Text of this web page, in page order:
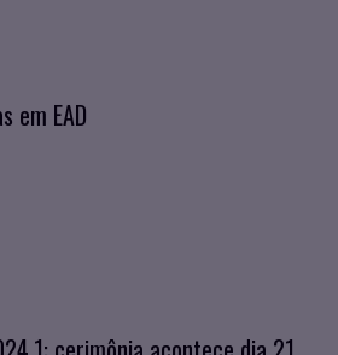
em EAD